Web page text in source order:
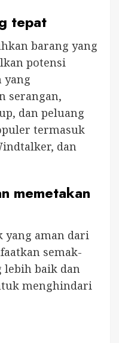
tepat
barang yang
potensi
yang
serangan,
dan peluang
termasuk
dan
memetakan
yang aman dari
semak-
lebih baik dan
menghindari